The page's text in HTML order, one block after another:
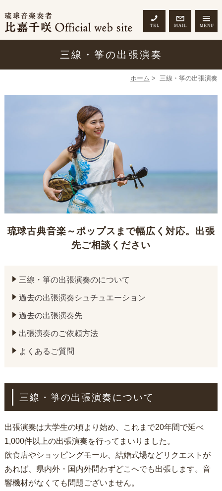
三線・筝の出張演奏
ホーム > 三線・筝の出張演奏
琉球古典音楽～ポップスまで幅広く対応。出張
先ご相談ください
三線・箏の出張演奏のについて
過去の出張演奏シュチュエーション
過去の出張演奏先
出張演奏のご依頼方法
よくあるご質問
三線・箏の出張演奏について
出張演奏は大学生の頃より始め、これまで20年間で延べ
1,000件以上の出張演奏を行ってまいりました。
飲食店やショッピングモール、結婚式場などリクエストが
あれば、県内外・国内外問わずどこへでも出張します。音
響機材がなくても問題ございません。